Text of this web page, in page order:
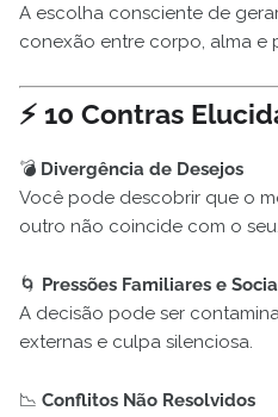
A escolha consciente de
conexão entre corpo, alma e
⚡ 10 Contras
💣 Divergência de Desejos
Você pode descobrir que o
outro não coincide com o seu.
🌀 Pressões Familiares e
A decisão pode ser
externas e culpa silenciosa.
📉 Conflitos Não Resolvidos